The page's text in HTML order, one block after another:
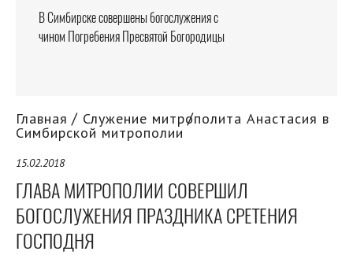
В Симбирске совершены богослужения с
чином Погребения Пресвятой Богородицы
Главная Служение митрополита Анастасия в
Симбирской митрополии
15.02.2018
ГЛАВА МИТРОПОЛИИ СОВЕРШИЛ
БОГОСЛУЖЕНИЯ ПРАЗДНИКА СРЕТЕНИЯ
ГОСПОДНЯ